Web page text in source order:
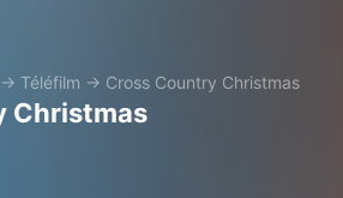
→ Téléfilm → Cross Country Christmas
Christmas